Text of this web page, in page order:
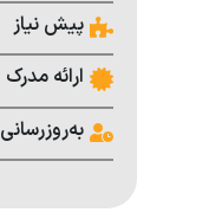
پیش نیاز
ارائه مدرک
به‌روزرسانی